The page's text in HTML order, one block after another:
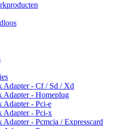
Adapter - Cf / Sd / Xd
Adapter - Homeplug
Adapter - Pci-e
Adapter - Pci-x
- Pcmcia / Expresscard